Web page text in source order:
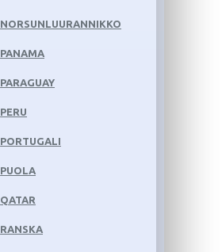
NORSUNLUURANNIKKO
PANAMA
PARAGUAY
PERU
PORTUGALI
PUOLA
QATAR
RANSKA